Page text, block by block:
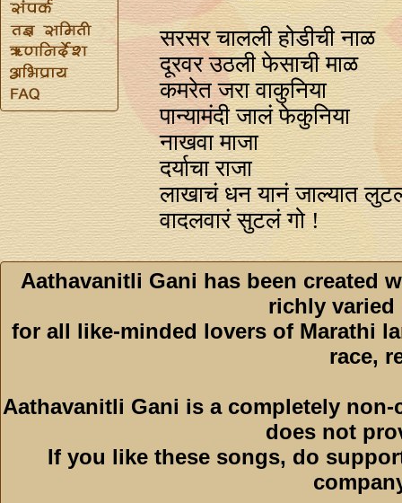
सरसर चालली होडीची नाळ
दूरवर उठली फेसाची माळ
कमरेत जरा वाकुनिया
पान्यामंदी जालं फेकुनिया
नाखवा माजा
दर्याचा राजा
लाखाचं धन यानं जाल्यात
वादलवारं सुटलं गो !
Aathavanitli Gani has been created
richly varied
for all like-minded lovers of Marathi
race,
Aathavanitli Gani is a completely
does not
If you like these songs, do